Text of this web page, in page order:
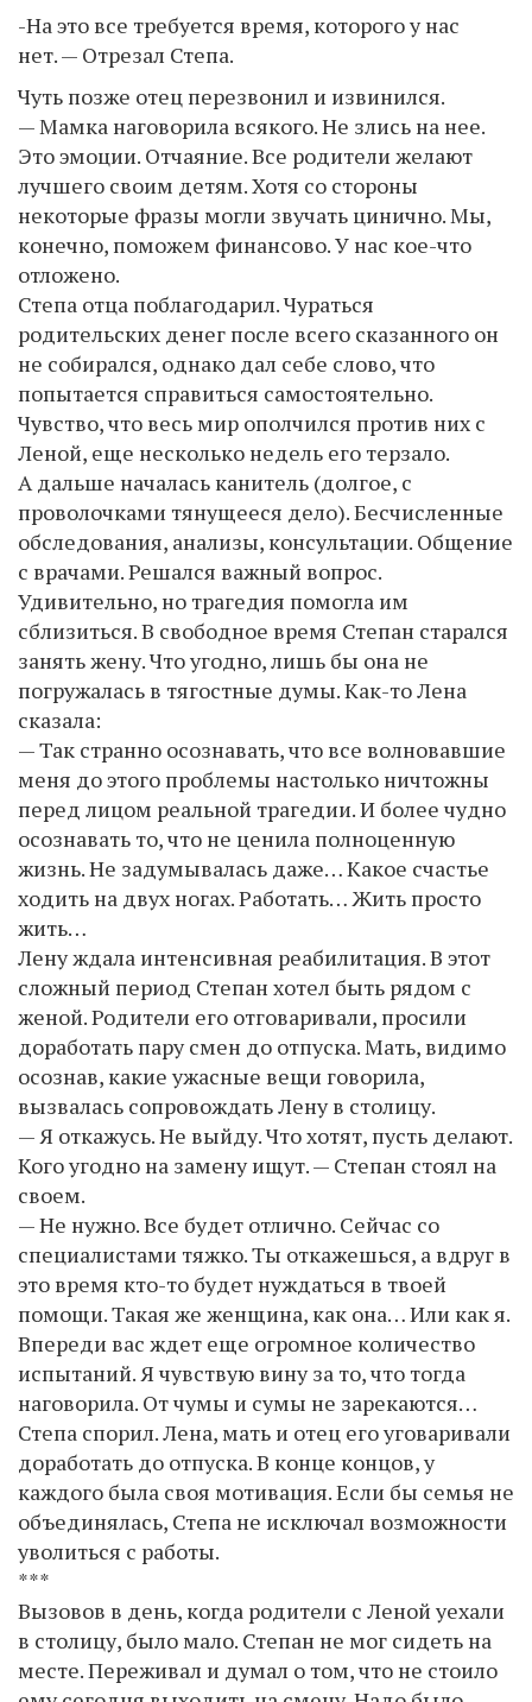
-На это все требуется время, которого у нас
нет. — Отрезал Степа.
Чуть позже отец перезвонил и извинился.
— Мамка наговорила всякого. Не злись на нее.
Это эмоции. Отчаяние. Все родители желают
лучшего своим детям. Хотя со стороны
некоторые фразы могли звучать цинично. Мы,
конечно, поможем финансово. У нас кое-что
отложено.
Степа отца поблагодарил. Чураться
родительских денег после всего сказанного он
не собирался, однако дал себе слово, что
попытается справиться самостоятельно.
Чувство, что весь мир ополчился против них с
Леной, еще несколько недель его терзало.
А дальше началась канитель (долгое, с
проволочками тянущееся дело). Бесчисленные
обследования, анализы, консультации. Общение
с врачами. Решался важный вопрос.
Удивительно, но трагедия помогла им
сблизиться. В свободное время Степан старался
занять жену. Что угодно, лишь бы она не
погружалась в тягостные думы. Как-то Лена
сказала:
— Так странно осознавать, что все волновавшие
меня до этого проблемы настолько ничтожны
перед лицом реальной трагедии. И более чудно
осознавать то, что не ценила полноценную
жизнь. Не задумывалась даже… Какое счастье
ходить на двух ногах. Работать… Жить просто
жить…
Лену ждала интенсивная реабилитация. В этот
сложный период Степан хотел быть рядом с
женой. Родители его отговаривали, просили
доработать пару смен до отпуска. Мать, видимо
осознав, какие ужасные вещи говорила,
вызвалась сопровождать Лену в столицу.
— Я откажусь. Не выйду. Что хотят, пусть делают.
Кого угодно на замену ищут. — Степан стоял на
своем.
— Не нужно. Все будет отлично. Сейчас со
специалистами тяжко. Ты откажешься, а вдруг в
это время кто-то будет нуждаться в твоей
помощи. Такая же женщина, как она… Или как я.
Впереди вас ждет еще огромное количество
испытаний. Я чувствую вину за то, что тогда
наговорила. От чумы и сумы не зарекаются…
Степа спорил. Лена, мать и отец его уговаривали
доработать до отпуска. В конце концов, у
каждого была своя мотивация. Если бы семья не
объединялась, Степа не исключал возможности
уволиться с работы.
***
Вызовов в день, когда родители с Леной уехали
в столицу, было мало. Степан не мог сидеть на
месте. Переживал и думал о том, что не стоило